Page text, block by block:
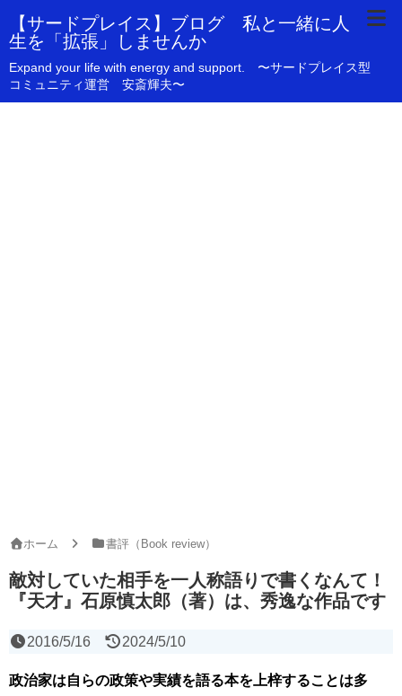
【サードプレイス】ブログ 私と一緒に人
生を「拡張」しませんか
Expand your life with energy and support. 〜サードプレイス型
コミュニティ運営 安斎輝夫〜
ホーム 書評（Book review）
敵対していた相手を一人称語りで書くなんて！
『天才』石原慎太郎（著）は、秀逸な作品です
2016/5/16 2024/5/10
政治家は自らの政策や実績を語る本を上梓することは多